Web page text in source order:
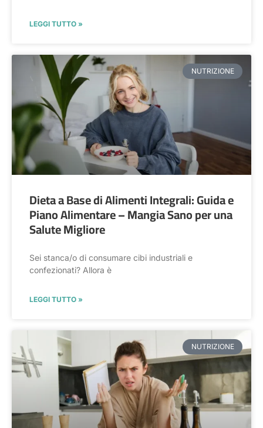
LEGGI TUTTO »
NUTRIZIONE
Dieta a Base di Alimenti Integrali: Guida e
Piano Alimentare – Mangia Sano per una
Salute Migliore
Sei stanca/o di consumare cibi industriali e
confezionati? Allora è
LEGGI TUTTO »
NUTRIZIONE